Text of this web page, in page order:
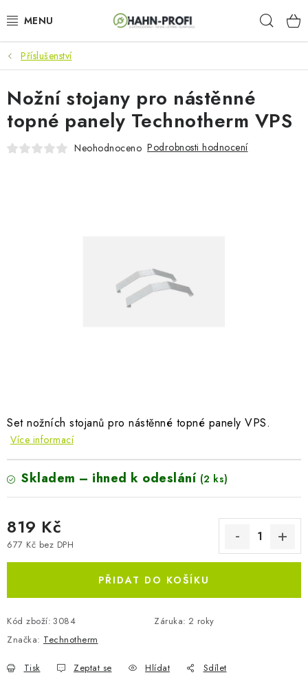
na
KLIMATIZACE
ELEKTROCENTRÁLY
ZAHRADNÍ TECHNIKA
Obchodní podmínky FAQ Servis Reklamace
Kontakty
Ceny přepravy
Náhradní díly Könner & Söhnen
Reklamační řád
Slovník pojmů
Zpětný odběr elektrozařízení a baterií
Příslušenství
Set nožních stojanů pro nástěnné topné panely VPS.
Více informací
Skladem – ihned k odeslání (2 ks)
819 Kč
677 Kč bez DPH
PŘIDAT DO KOŠÍKU
Kód zboží: 3084 Záruka: 2 roky
Značka: Technotherm
Tisk Zeptat se Hlídat Sdílet
Nožní stojany pro nástěnné
topné panely Technotherm VPS
Neohodnoceno Podrobnosti hodnocení